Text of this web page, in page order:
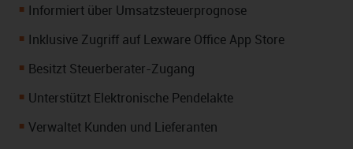
Informiert über Umsatzsteuerprognose
Inklusive Zugriff auf Lexware Office App Store
Besitzt Steuerberater-Zugang
Unterstützt Elektronische Pendelakte
Verwaltet Kunden und Lieferanten